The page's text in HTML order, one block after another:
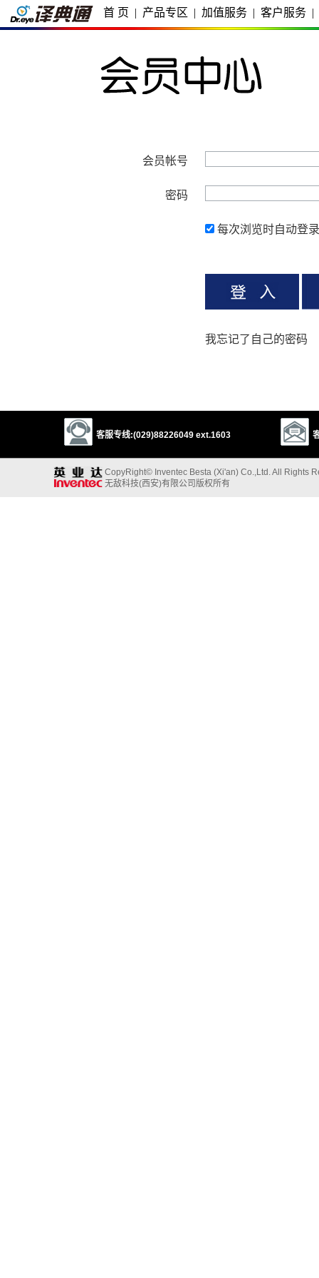
首 页 | 产品专区 | 加值服务 | 客户服务 |
会员帐号
密码
每次浏览时自动登录
我忘记了自己的密码
客服专线:(029)88226049 ext.1603
CopyRight© Inventec Besta (Xi'an) Co.,Ltd. All Rights
无敌科技(西安)有限公司版权所有